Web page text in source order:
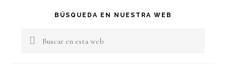
Barra
lateral
BÚSQUEDA EN NUESTRA WEB
Buscar